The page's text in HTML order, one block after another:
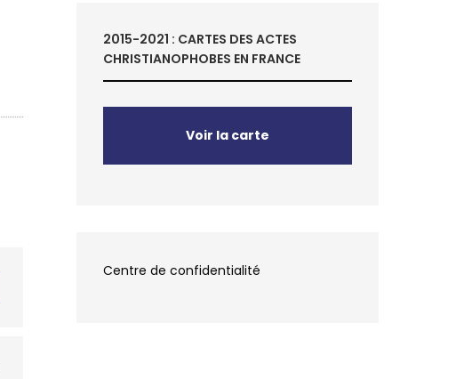
2015-2021 : CARTES DES ACTES
CHRISTIANOPHOBES EN FRANCE
Voir la carte
Centre de confidentialité